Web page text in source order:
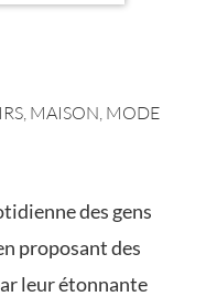
, MAISON, MODE
des gens
proposant des
leur étonnante